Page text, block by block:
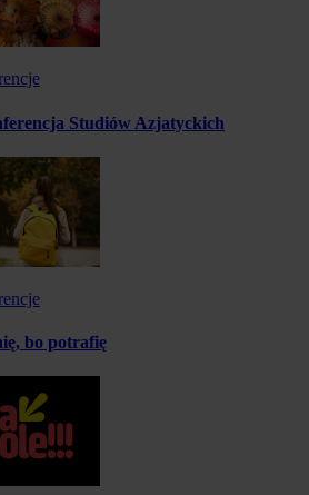
Studiów Azjatyckich
bo potrafię